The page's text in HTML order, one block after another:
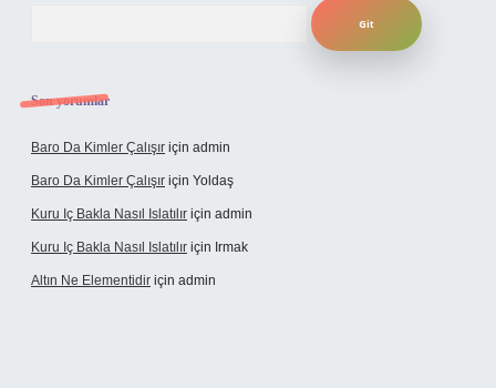
Son yorumlar
Baro Da Kimler Çalışır için admin
Baro Da Kimler Çalışır için Yoldaş
Kuru Iç Bakla Nasıl Islatılır için admin
Kuru Iç Bakla Nasıl Islatılır için Irmak
Altın Ne Elementidir için admin